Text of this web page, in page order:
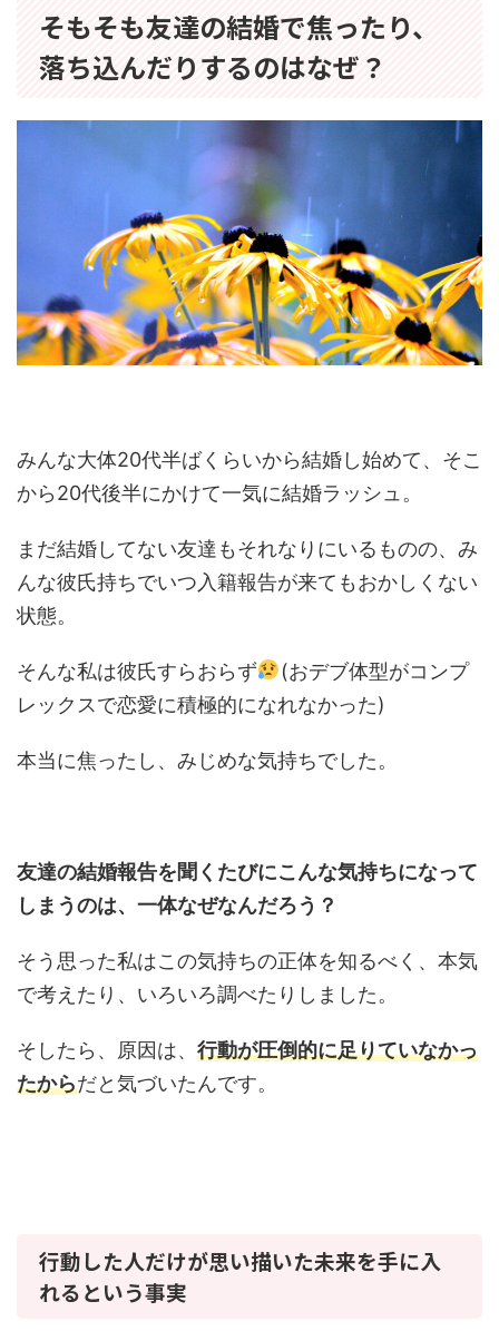
そもそも友達の結婚で焦ったり、
落ち込んだりするのはなぜ？
みんな大体20代半ばくらいから結婚し始めて、そこ
から20代後半にかけて一気に結婚ラッシュ。
まだ結婚してない友達もそれなりにいるものの、み
んな彼氏持ちでいつ入籍報告が来てもおかしくない
状態。
そんな私は彼氏すらおらず
(おデブ体型がコンプ
レックスで恋愛に積極的になれなかった)
本当に焦ったし、みじめな気持ちでした。
友達の結婚報告を聞くたびにこんな気持ちになって
しまうのは、一体なぜなんだろう？
そう思った私はこの気持ちの正体を知るべく、本気
で考えたり、いろいろ調べたりしました。
そしたら、原因は、 行動が圧倒的に足りていなかっ
たからだと気づいたんです。
行動した人だけが思い描いた未来を手に入
れるという事実